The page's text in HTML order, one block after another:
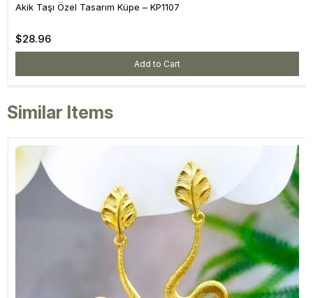
Akik Taşı Özel Tasarım Küpe – KP1107
$28.96
Add to Cart
Similar Items